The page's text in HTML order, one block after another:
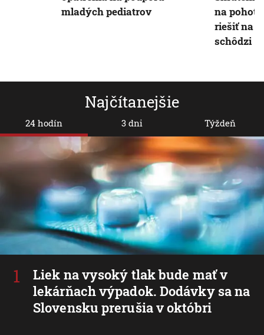
Najčítanejšie
24 hodín
Liek na vysoký tlak bude mať v
lekárňach výpadok. Dodávky sa na
Slovensku prerušia v októbri
3 dni Týždeň
mladých pediatrov
na
riešiť na
schôdzi